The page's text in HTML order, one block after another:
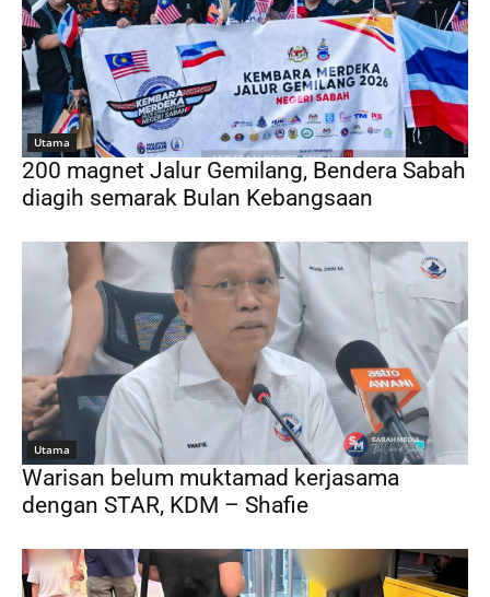
Utama
200 magnet Jalur Gemilang, Bendera Sabah
diagih semarak Bulan Kebangsaan
Utama
Warisan belum muktamad kerjasama
dengan STAR, KDM – Shafie